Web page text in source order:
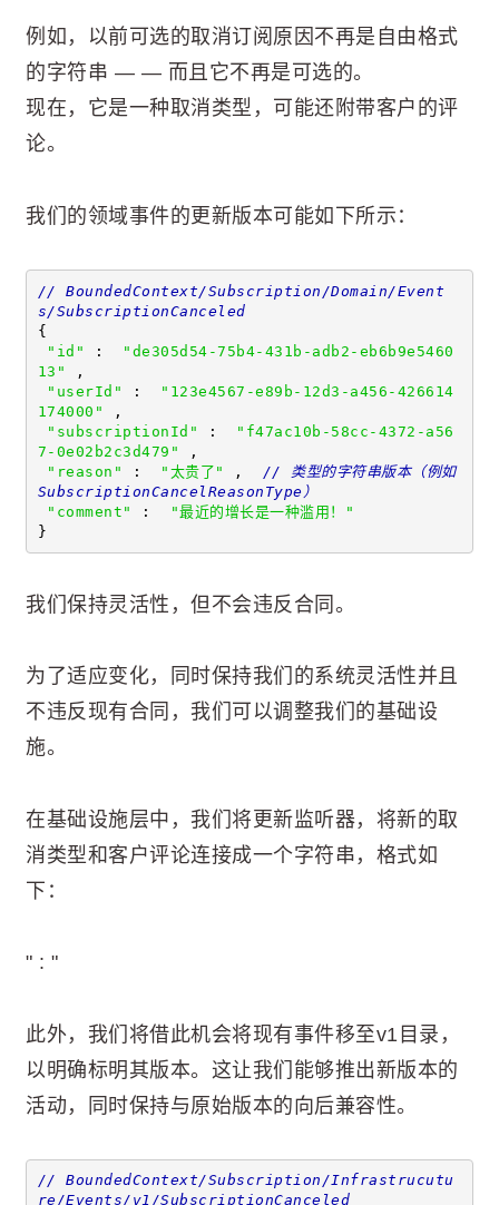
例如，以前可选的取消订阅原因不再是自由格式
的字符串 — — 而且它不再是可选的。
现在，它是一种取消类型，可能还附带客户的评
论。
我们的领域事件的更新版本可能如下所示：
// BoundedContext/Subscription/Domain/Event
s/SubscriptionCanceled
{
"id"
:
"de305d54-75b4-431b-adb2-eb6b9e5460
13"
,
"userId"
:
"123e4567-e89b-12d3-a456-426614
174000"
,
"subscriptionId"
:
"f47ac10b-58cc-4372-a56
7-0e02b2c3d479"
,
"reason"
: "太贵了" , // 类型的字符串版本（例如
SubscriptionCancelReasonType）
"comment"
:
"最近的增长是一种滥用！"
}
我们保持灵活性，但不会违反合同。
为了适应变化，同时保持我们的系统灵活性并且
不违反现有合同，我们可以调整我们的基础设
施。
在基础设施层中，我们将更新监听器，将新的取
消类型和客户评论连接成一个字符串，格式如
下：
" : "
此外，我们将借此机会将现有事件移至v1目录，
以明确标明其版本。这让我们能够推出新版本的
活动，同时保持与原始版本的向后兼容性。
// BoundedContext/Subscription/Infrastrucutu
re/Events/v1/SubscriptionCanceled